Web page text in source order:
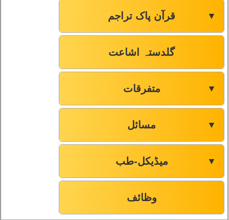
قرآن پاک تراجم ▼
گلدستہ اشاعت
متفرقات ▼
مسائل ▼
میڈیکل-طب ▼
وظائف